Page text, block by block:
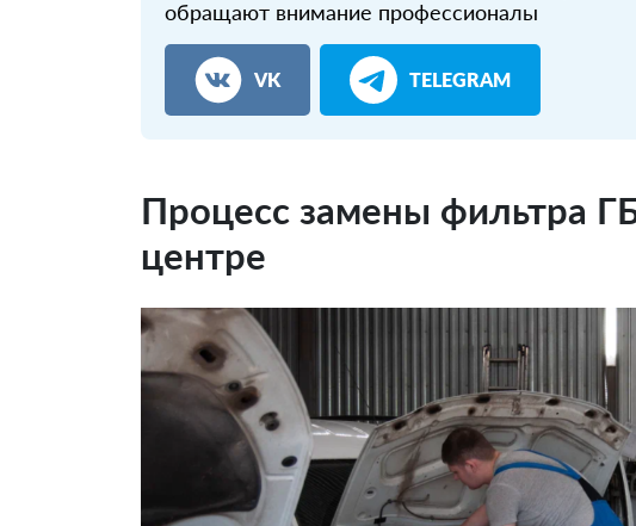
обращают внимание профессионалы
VK TELEGRAM
Процесс замены фильтра
центре